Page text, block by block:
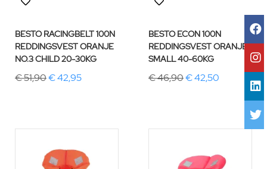
BESTO RACINGBELT 100N
REDDINGSVEST ORANJE
NO.3 CHILD 20-30KG
€ 51,90€ 42,95
BESTO ECON 100N
REDDINGSVEST ORANJE
SMALL 40-60KG
€ 46,90€ 42,50